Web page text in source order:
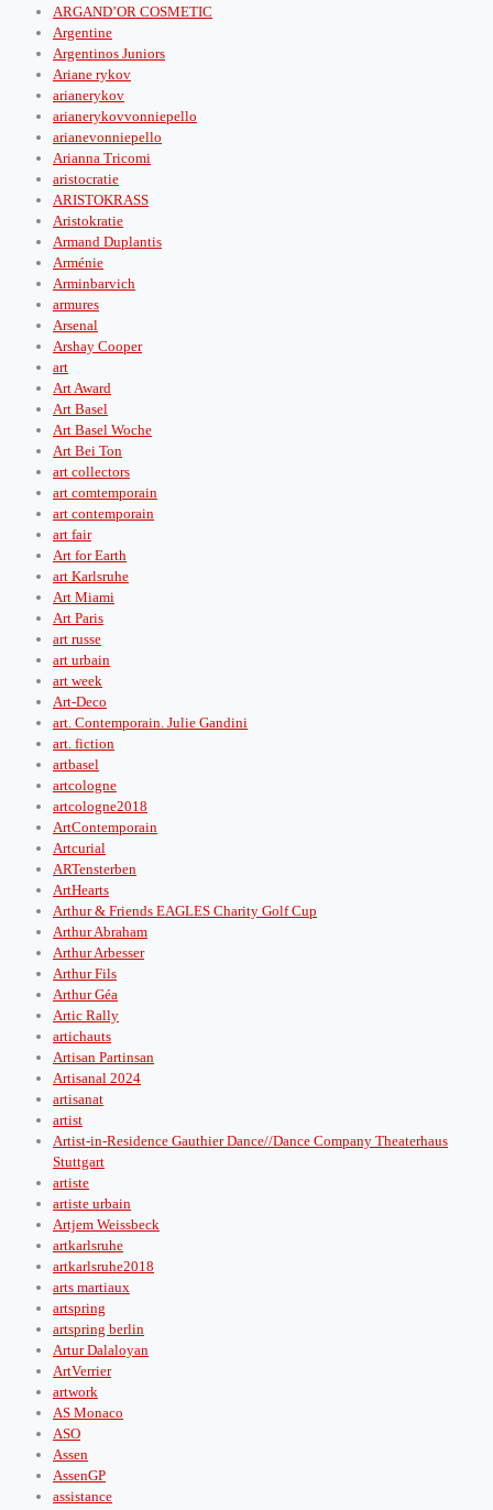
ARGAND’OR COSMETIC
Argentine
Argentinos Juniors
Ariane rykov
arianerykov
arianerykovvonniepello
arianevonniepello
Arianna Tricomi
aristocratie
ARISTOKRASS
Aristokratie
Armand Duplantis
Arménie
Arminbarvich
armures
Arsenal
Arshay Cooper
art
Art Award
Art Basel
Art Basel Woche
Art Bei Ton
art collectors
art comtemporain
art contemporain
art fair
Art for Earth
art Karlsruhe
Art Miami
Art Paris
art russe
art urbain
art week
Art-Deco
art. Contemporain. Julie Gandini
art. fiction
artbasel
artcologne
artcologne2018
ArtContemporain
Artcurial
ARTensterben
ArtHearts
Arthur & Friends EAGLES Charity Golf Cup
Arthur Abraham
Arthur Arbesser
Arthur Fils
Arthur Géa
Artic Rally
artichauts
Artisan Partinsan
Artisanal 2024
artisanat
artist
Artist-in-Residence Gauthier Dance//Dance Company Theaterhaus
Stuttgart
artiste
artiste urbain
Artjem Weissbeck
artkarlsruhe
artkarlsruhe2018
arts martiaux
artspring
artspring berlin
Artur Dalaloyan
ArtVerrier
artwork
AS Monaco
ASO
Assen
AssenGP
assistance